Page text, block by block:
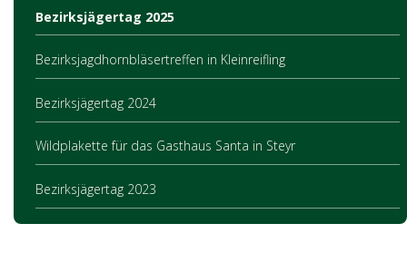
Bezirksjägertag 2025
Bezirksjagdhornbläsertreffen in Kleinreifling
Bezirksjägertag 2024
Wildplakette für das Gasthaus Santa in Steyr
Bezirksjägertag 2023